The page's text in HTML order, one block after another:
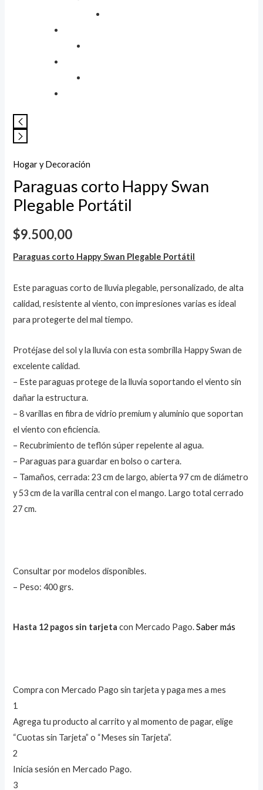
Hogar y Decoración
Paraguas corto Happy Swan
Plegable Portátil
$9.500,00
Paraguas corto Happy Swan Plegable Portátil
Este paraguas corto de lluvia plegable, personalizado, de alta
calidad, resistente al viento, con impresiones varias es ideal
para protegerte del mal tiempo.
Protéjase del sol y la lluvia con esta sombrilla Happy Swan de
excelente calidad.
– Este paraguas protege de la lluvia soportando el viento sin
dañar la estructura.
– 8 varillas en fibra de vidrio premium y aluminio que soportan
el viento con eficiencia.
– Recubrimiento de teflón súper repelente al agua.
– Paraguas para guardar en bolso o cartera.
– Tamaños, cerrada: 23 cm de largo, abierta 97 cm de diámetro
y 53 cm de la varilla central con el mango. Largo total cerrado
27 cm.
Consultar por modelos disponibles.
– Peso: 400 grs.
Hasta 12 pagos sin tarjeta con Mercado Pago. Saber más
Compra con Mercado Pago sin tarjeta y paga mes a mes
1
Agrega tu producto al carrito y al momento de pagar, elige
“Cuotas sin Tarjeta” o “Meses sin Tarjeta”.
2
Inicia sesión en Mercado Pago.
3